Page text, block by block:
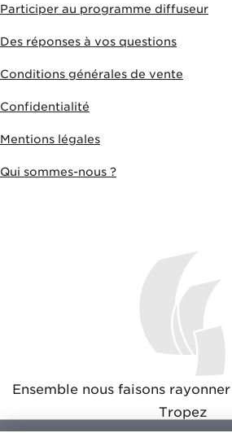
Participer au programme diffuseur
Des réponses à vos questions
Conditions générales de vente
Confidentialité
Mentions légales
Qui sommes-nous ?
Ensemble nous faisons
Tropez